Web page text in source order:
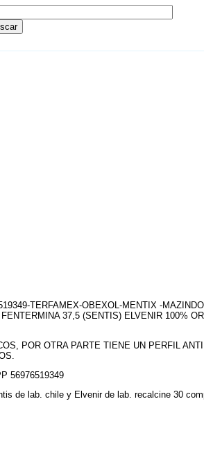
TERFAMEX-OBEXOL-MENTIX -
37,5 (SENTIS) ELVENIR 100%
POR OTRA PARTE TIENE UN PERFIL
56976519349
de lab. chile y Elvenir de lab. recalcine 30